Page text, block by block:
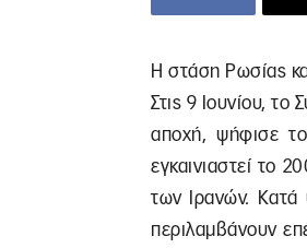
Η στάση Ρωσίας
Στις 9 Ιουνίου,
αποχή, ψήφισε
εγκαινιαστεί το
των Ιρανών. Κατά
περιλαμβάνουν